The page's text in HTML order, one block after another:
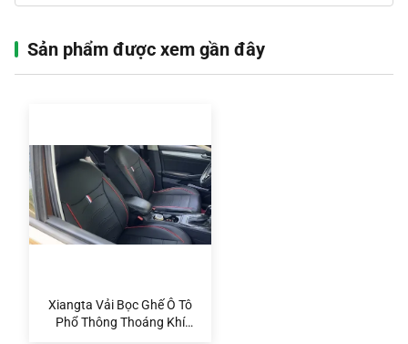
Sản phẩm được xem gần đây‌
Xiangta Vải Bọc Ghế Ô Tô
Phổ Thông Thoáng Khí